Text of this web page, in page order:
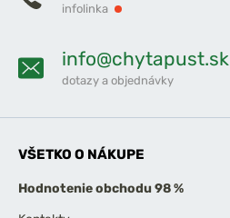
infolinka
info@chytapust.sk
dotazy a objednávky
VŠETKO O NÁKUPE
Hodnotenie obchodu 98 %